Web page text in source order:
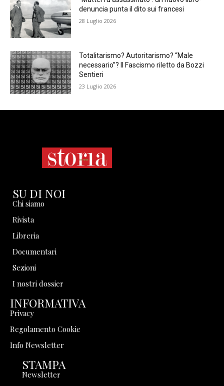
denuncia punta il dito sui francesi
28 Luglio 2026
Totalitarismo? Autoritarismo? “Male
necessario”? Il Fascismo riletto da Bozzi
Sentieri
23 Luglio 2026
SU DI NOI
Chi siamo
Rivista
Libreria
Documentari
Sezioni
I nostri dossier
INFORMATIVA
Privacy
Regolamento Cookie
Info Newsletter
STAMPA
Newsletter